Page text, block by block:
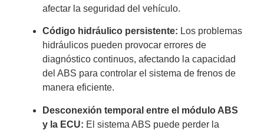
afectar la seguridad del vehículo.
Código hidráulico persistente: Los problemas
hidráulicos pueden provocar errores de
diagnóstico continuos, afectando la capacidad
del ABS para controlar el sistema de frenos de
manera eficiente.
Desconexión temporal entre el módulo ABS
y la ECU: El sistema ABS puede perder la